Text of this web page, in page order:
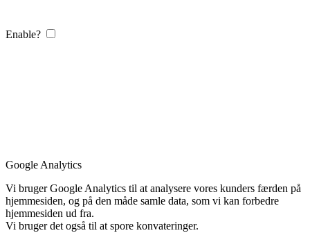
Enable?
Google Analytics
Vi bruger Google Analytics til at analysere vores kunders færden på
hjemmesiden, og på den måde samle data, som vi kan forbedre
hjemmesiden ud fra.
Vi bruger det også til at spore konvateringer.